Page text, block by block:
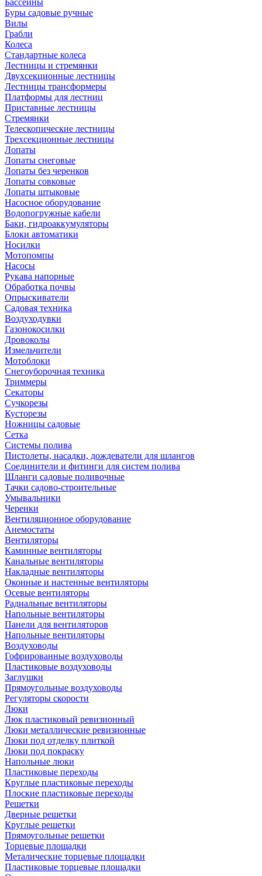
Бассейны
Буры садовые ручные
Вилы
Грабли
Колеса
Стандартные колеса
Лестницы и стремянки
Двухсекционные лестницы
Лестницы трансформеры
Платформы для лестниц
Приставные лестницы
Стремянки
Телескопические лестницы
Трехсекционные лестницы
Лопаты
Лопаты снеговые
Лопаты без черенков
Лопаты совковые
Лопаты штыковые
Насосное оборудование
Водопогружные кабели
Баки, гидроаккумуляторы
Блоки автоматики
Носилки
Мотопомпы
Насосы
Рукава напорные
Обработка почвы
Опрыскиватели
Садовая техника
Воздуходувки
Газонокосилки
Дровоколы
Измельчители
Мотоблоки
Снегоуборочная техника
Триммеры
Секаторы
Сучкорезы
Кусторезы
Ножницы садовые
Сетка
Системы полива
Пистолеты, насадки, дождеватели для шлангов
Соединители и фитинги для систем полива
Шланги садовые поливочные
Тачки садово-строительные
Умывальники
Черенки
Вентиляционное оборудование
Анемостаты
Вентиляторы
Каминные вентиляторы
Канальные вентиляторы
Накладные вентиляторы
Оконные и настенные вентиляторы
Осевые вентиляторы
Радиальные вентиляторы
Напольные вентиляторы
Панели для вентиляторов
Напольные вентиляторы
Воздуховоды
Гофрированные воздуховоды
Пластиковые воздуховоды
Заглушки
Прямоугольные воздуховоды
Регуляторы скорости
Люки
Люк пластиковый ревизионный
Люки металлические ревизионные
Люки под отделку плиткой
Люки под покраску
Напольные люки
Пластиковые переходы
Круглые пластиковые переходы
Плоские пластиковые переходы
Решетки
Дверные решетки
Круглые решетки
Прямоугольные решетки
Торцевые площадки
Металические торцевые площадки
Пластиковые торцевые площадки